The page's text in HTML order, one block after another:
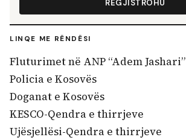
REGJISTROHU
LINQE ME RËNDËSI
Fluturimet në ANP “Adem Jashari”
Policia e Kosovës
Doganat e Kosovës
KESCO-Qendra e thirrjeve
Ujësjellësi-Qendra e thirrjeve